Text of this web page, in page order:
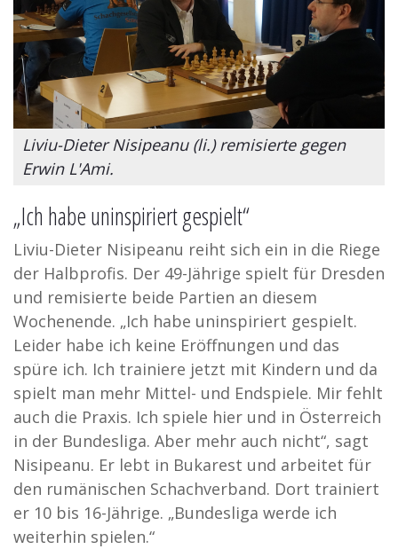
Liviu-Dieter Nisipeanu (li.) remisierte gegen
Erwin L'Ami.
„Ich habe uninspiriert gespielt“
Liviu-Dieter Nisipeanu reiht sich ein in die Riege
der Halbprofis. Der 49-Jährige spielt für Dresden
und remisierte beide Partien an diesem
Wochenende. „Ich habe uninspiriert gespielt.
Leider habe ich keine Eröffnungen und das
spüre ich. Ich trainiere jetzt mit Kindern und da
spielt man mehr Mittel- und Endspiele. Mir fehlt
auch die Praxis. Ich spiele hier und in Österreich
in der Bundesliga. Aber mehr auch nicht“, sagt
Nisipeanu. Er lebt in Bukarest und arbeitet für
den rumänischen Schachverband. Dort trainiert
er 10 bis 16-Jährige. „Bundesliga werde ich
weiterhin spielen.“